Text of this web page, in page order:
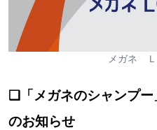
メガネ Ｌ
❑「メガネのシャンプー
のお知らせ